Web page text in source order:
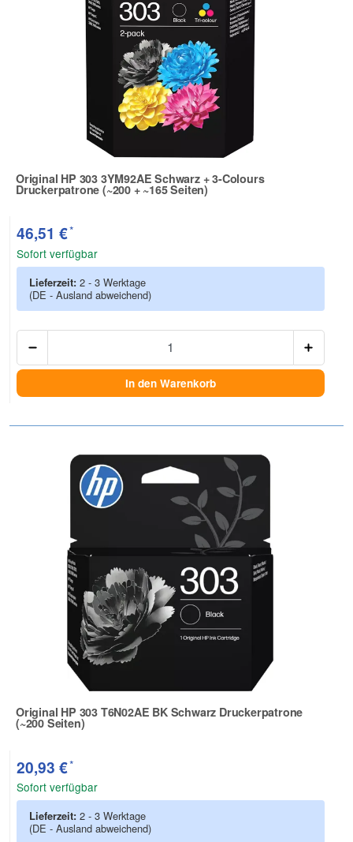
Original HP 303 3YM92AE Schwarz + 3-Colours
Druckerpatrone (~200 + ~165 Seiten)
Zur Artikelbewertung
46,51 €*
Sofort verfügbar
Lieferzeit: 2 - 3 Werktage
(DE - Ausland abweichend)
In den Warenkorb
Original HP 303 T6N02AE BK Schwarz Druckerpatrone
(~200 Seiten)
Zur Artikelbewertung
20,93 €*
Sofort verfügbar
Lieferzeit: 2 - 3 Werktage
(DE - Ausland abweichend)